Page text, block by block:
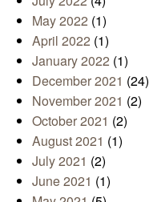
May 2022 (1)
April 2022 (1)
January 2022 (1)
December 2021 (24)
November 2021 (2)
October 2021 (2)
August 2021 (1)
July 2021 (2)
June 2021 (1)